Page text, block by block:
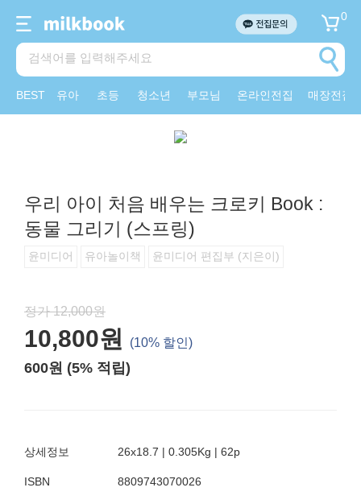
0
BEST 유아 초등 청소년 부모님 온라인전집 매장전집
우리 아이 처음 배우는 크로키 Book :
동물 그리기 (스프링)
윤미디어 유아놀이책 윤미디어 편집부 (지은이)
정가 12,000원
10,800원 (10% 할인)
600원 (5% 적립)
상세정보 26x18.7 | 0.305Kg | 62p
ISBN 8809743070026